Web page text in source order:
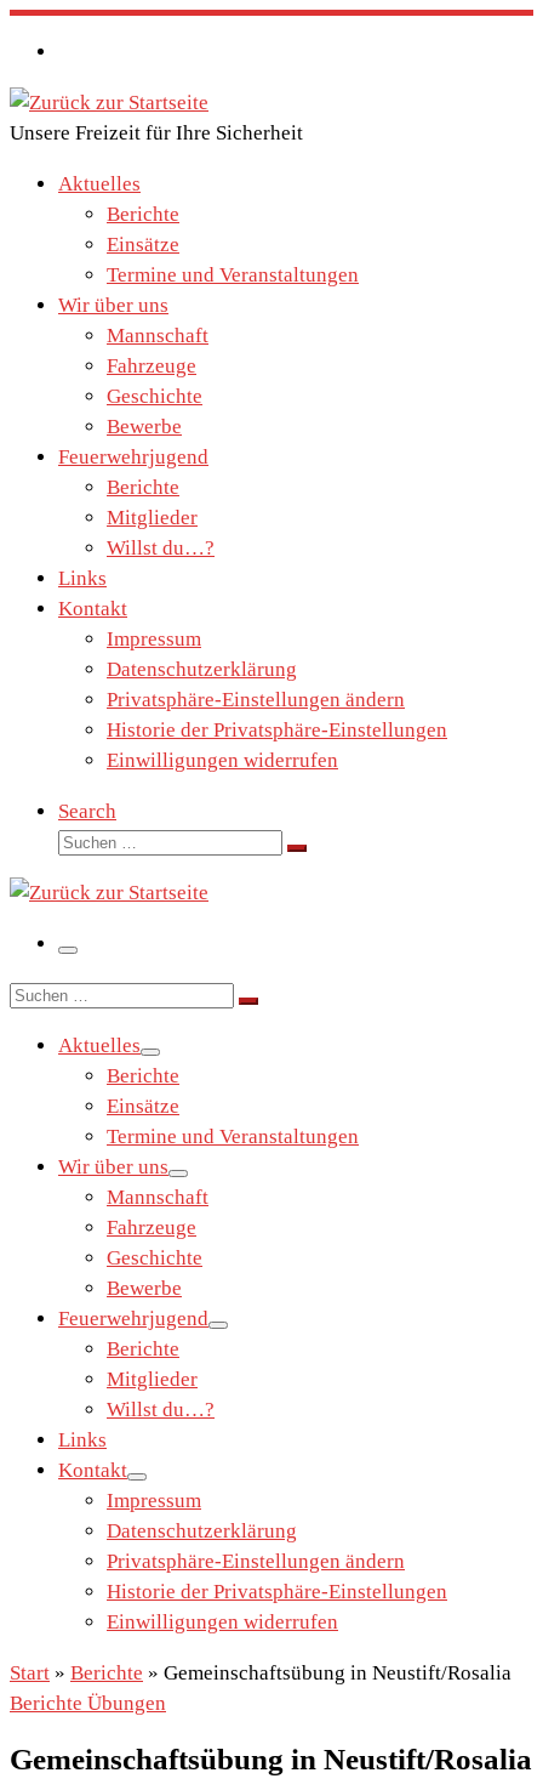
Zum
Inhalt
springen
Unsere Freizeit für Ihre Sicherheit
Aktuelles
Berichte
Einsätze
Termine und Veranstaltungen
Wir über uns
Mannschaft
Fahrzeuge
Geschichte
Bewerbe
Feuerwehrjugend
Berichte
Mitglieder
Willst du…?
Links
Kontakt
Impressum
Datenschutzerklärung
Privatsphäre-Einstellungen ändern
Historie der Privatsphäre-Einstellungen
Einwilligungen widerrufen
Search
Suche
Suchen …
Menü
Suche
Suchen …
Aktuelles
Berichte
Einsätze
Termine und Veranstaltungen
Wir über uns
Mannschaft
Fahrzeuge
Geschichte
Bewerbe
Feuerwehrjugend
Berichte
Mitglieder
Willst du…?
Links
Kontakt
Impressum
Datenschutzerklärung
Privatsphäre-Einstellungen ändern
Historie der Privatsphäre-Einstellungen
Einwilligungen widerrufen
Start » Berichte » Gemeinschaftsübung in Neustift/Rosalia
Berichte Übungen
Gemeinschaftsübung in Neustift/Rosalia